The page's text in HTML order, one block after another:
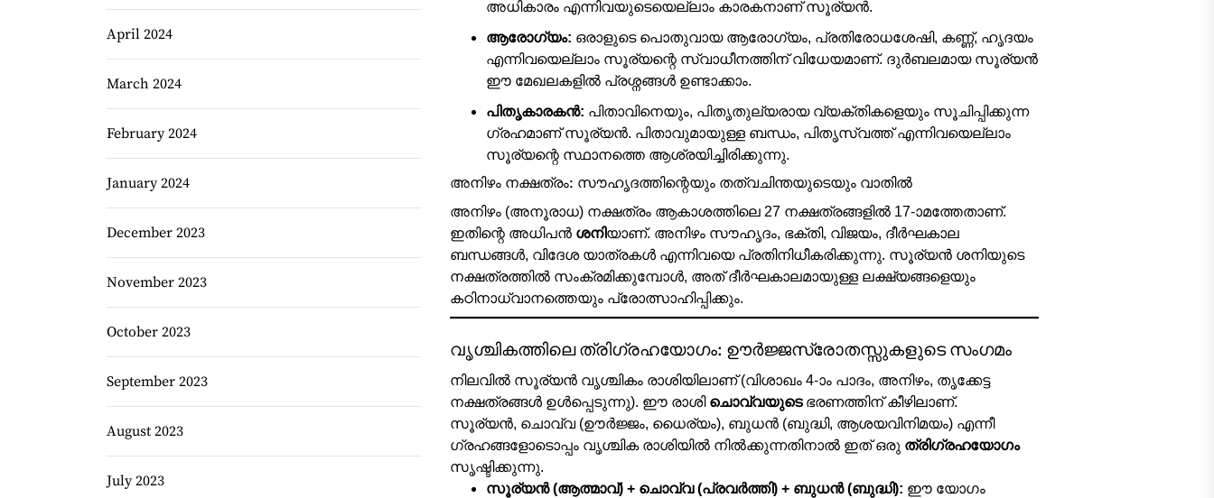
അധികാരം എന്നിവയുടെയെല്ലാം കാരകനാണ് സൂര്യൻ.
ആരോഗ്യം: ഒരാളുടെ പൊതുവായ ആരോഗ്യം, പ്രതിരോധശേഷി, കണ്ണ്, ഹൃദയം
എന്നിവയെല്ലാം സൂര്യന്റെ സ്വാധീനത്തിന് വിധേയമാണ്. ദുർബലമായ സൂര്യൻ
ഈ മേഖലകളിൽ പ്രശ്നങ്ങൾ ഉണ്ടാക്കാം.
പിതൃകാരകൻ: പിതാവിനെയും, പിതൃതുല്യരായ വ്യക്തികളെയും സൂചിപ്പിക്കുന്ന
ഗ്രഹമാണ് സൂര്യൻ. പിതാവുമായുള്ള ബന്ധം, പിതൃസ്വത്ത് എന്നിവയെല്ലാം
സൂര്യന്റെ സ്ഥാനത്തെ ആശ്രയിച്ചിരിക്കുന്നു.
അനിഴം നക്ഷത്രം: സൗഹൃദത്തിന്റെയും തത്വചിന്തയുടെയും വാതിൽ
അനിഴം (അനൂരാധ) നക്ഷത്രം ആകാശത്തിലെ 27 നക്ഷത്രങ്ങളിൽ 17-ാമത്തേതാണ്.
ഇതിന്റെ അധിപൻ ശനിയാണ്. അനിഴം സൗഹൃദം, ഭക്തി, വിജയം, ദീർഘകാല
ബന്ധങ്ങൾ, വിദേശ യാത്രകൾ എന്നിവയെ പ്രതിനിധീകരിക്കുന്നു. സൂര്യൻ ശനിയുടെ
നക്ഷത്രത്തിൽ സംക്രമിക്കുമ്പോൾ, അത് ദീർഘകാലമായുള്ള ലക്ഷ്യങ്ങളെയും
കഠിനാധ്വാനത്തെയും പ്രോത്സാഹിപ്പിക്കും.
വൃശ്ചികത്തിലെ ത്രിഗ്രഹയോഗം: ഊർജ്ജസ്രോതസ്സുകളുടെ സംഗമം
നിലവിൽ സൂര്യൻ വൃശ്ചികം രാശിയിലാണ് (വിശാഖം 4-ാം പാദം, അനിഴം, തൃക്കേട്ട
നക്ഷത്രങ്ങൾ ഉൾപ്പെടുന്നു). ഈ രാശി ചൊവ്വയുടെഭരണത്തിന് കീഴിലാണ്.
സൂര്യൻ, ചൊവ്വ (ഊർജ്ജം, ധൈര്യം), ബുധൻ (ബുദ്ധി, ആശയവിനിമയം) എന്നീ
ഗ്രഹങ്ങളോടൊപ്പം വൃശ്ചിക രാശിയിൽ നിൽക്കുന്നതിനാൽ ഇത് ഒരു ത്രിഗ്രഹയോഗം
സൃഷ്ടിക്കുന്നു.
സൂര്യൻ (ആത്മാവ്) + ചൊവ്വ (പ്രവർത്തി) + ബുധൻ (ബുദ്ധി): ഈ യോഗം
April 2024
March 2024
February 2024
January 2024
December 2023
November 2023
October 2023
September 2023
August 2023
July 2023